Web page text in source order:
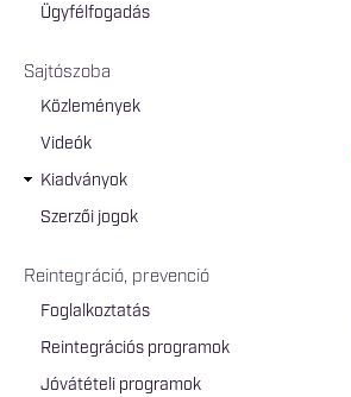
Ügyfélfogadás
Sajtószoba
Közlemények
Videók
Kiadványok
Szerzői jogok
Reintegráció, prevenció
Foglalkoztatás
Reintegrációs programok
Jóvátételi programok